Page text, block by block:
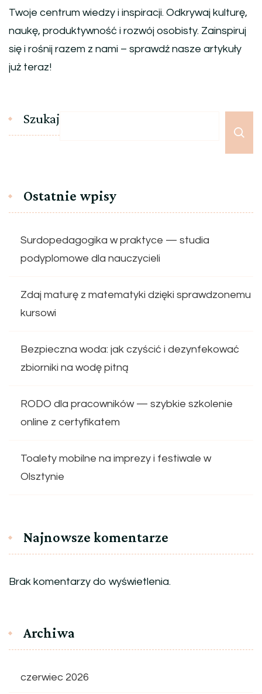
Twoje centrum wiedzy i inspiracji. Odkrywaj kulturę,
naukę, produktywność i rozwój osobisty. Zainspiruj
się i rośnij razem z nami – sprawdź nasze artykuły
już teraz!
Szukaj
Ostatnie wpisy
Surdopedagogika w praktyce — studia
podyplomowe dla nauczycieli
Zdaj maturę z matematyki dzięki sprawdzonemu
kursowi
Bezpieczna woda: jak czyścić i dezynfekować
zbiorniki na wodę pitną
RODO dla pracowników — szybkie szkolenie
online z certyfikatem
Toalety mobilne na imprezy i festiwale w
Olsztynie
Najnowsze komentarze
Brak komentarzy do wyświetlenia.
Archiwa
czerwiec 2026